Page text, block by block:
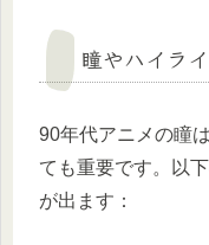
瞳やハイラ
90年代アニメの瞳
ても重要です。以
が出ます：